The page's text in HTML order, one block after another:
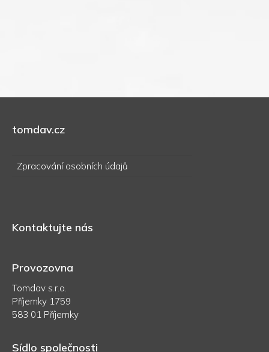
tomdav.cz
Zpracování osobních údajů
Kontaktujte nás
Provozovna
Tomdav s.r.o.
Příjemky 1759
583 01 Příjemky
Sídlo společnosti